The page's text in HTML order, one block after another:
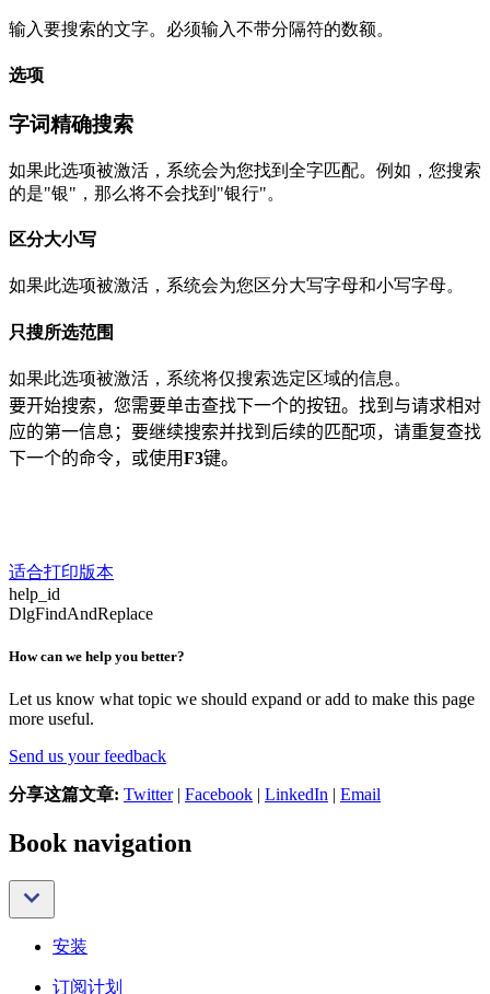
输入要搜索的文字。必须输入不带分隔符的数额。
选项
字词精确搜索
如果此选项被激活，系统会为您找到全字匹配。例如，您搜索
的是"银"，那么将不会找到"银行"。
区分大小写
如果此选项被激活，系统会为您区分大写字母和小写字母。
只搜所选范围
如果此选项被激活，系统将仅搜索选定区域的信息。
要开始搜索，您需要单击查找下一个的按钮。 找到与请求相对
应的第一信息； 要继续搜索并找到后续的匹配项，请重复查找
下一个的命令，或使用F3键。
适合打印版本
help_id
DlgFindAndReplace
How can we help you better?
Let us know what topic we should expand or add to make this page
more useful.
Send us your feedback
分享这篇文章: Twitter| Facebook | LinkedIn | Email
Book navigation
安装
订阅计划